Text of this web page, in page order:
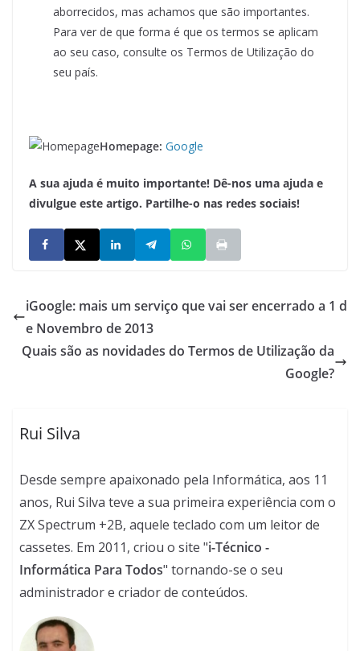
aborrecidos, mas achamos que são importantes.
Para ver de que forma é que os termos se aplicam
ao seu caso, consulte os Termos de Utilização do
seu país.
Homepage: Google
A sua ajuda é muito importante! Dê-nos uma ajuda e
divulgue este artigo. Partilhe-o nas redes sociais!
iGoogle: mais um serviço que vai ser encerrado a 1 d
e Novembro de 2013
Quais são as novidades do Termos de Utilização da
Google?
Rui Silva
Desde sempre apaixonado pela Informática, aos 11
anos, Rui Silva teve a sua primeira experiência com o
ZX Spectrum +2B, aquele teclado com um leitor de
cassetes. Em 2011, criou o site "i-Técnico -
Informática Para Todos" tornando-se o seu
administrador e criador de conteúdos.